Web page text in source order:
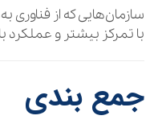
سازمان‌هایی که از فناوری
با تمرکز بیشتر و عملکرد
جمع‌ بندی